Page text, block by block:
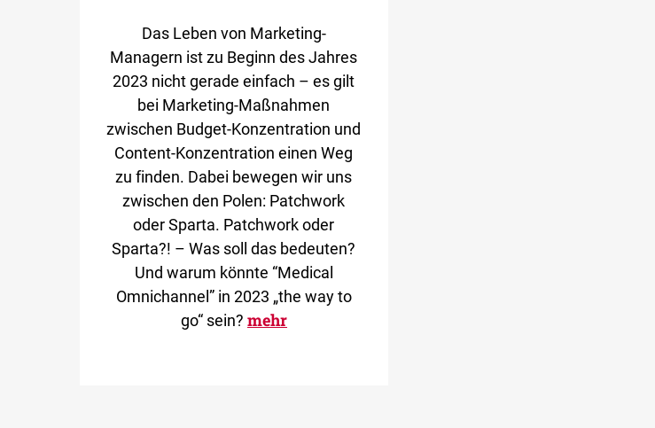
Das Leben von Marketing-
Managern ist zu Beginn des Jahres
2023 nicht gerade einfach – es gilt
bei Marketing-Maßnahmen
zwischen Budget-Konzentration und
Content-Konzentration einen Weg
zu finden. Dabei bewegen wir uns
zwischen den Polen: Patchwork
oder Sparta. Patchwork oder
Sparta?! – Was soll das bedeuten?
Und warum könnte “Medical
Omnichannel” in 2023 „the way to
go“ sein? mehr